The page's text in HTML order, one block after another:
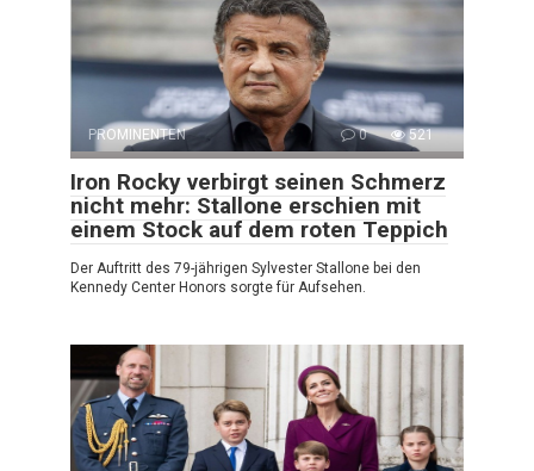
PROMINENTEN 0 521
Iron Rocky verbirgt seinen Schmerz
nicht mehr: Stallone erschien mit
einem Stock auf dem roten Teppich
Der Auftritt des 79-jährigen Sylvester Stallone bei den
Kennedy Center Honors sorgte für Aufsehen.